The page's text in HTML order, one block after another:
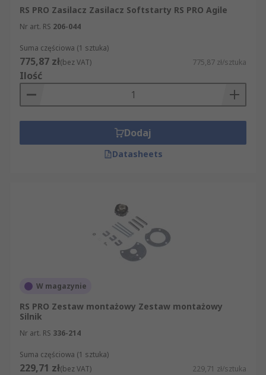
RS PRO Zasilacz Zasilacz Softstarty RS PRO Agile
Nr art. RS 206-044
Suma częściowa (1 sztuka)
775,87 zł(bez VAT) 775,87 zł/sztuka
Ilość
Dodaj
Datasheets
W magazynie
RS PRO Zestaw montażowy Zestaw montażowy
Silnik
Nr art. RS 336-214
Suma częściowa (1 sztuka)
229,71 zł(bez VAT) 229,71 zł/sztuka